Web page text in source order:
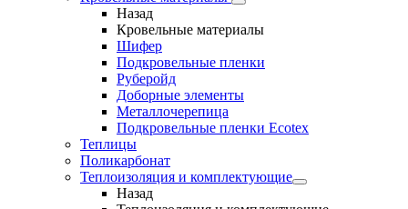
Назад
Кровельные материалы
Шифер
Подкровельные пленки
Руберойд
Доборные элементы
Металлочерепица
Подкровельные пленки Ecotex
Теплицы
Поликарбонат
Теплоизоляция и комплектующие
Назад